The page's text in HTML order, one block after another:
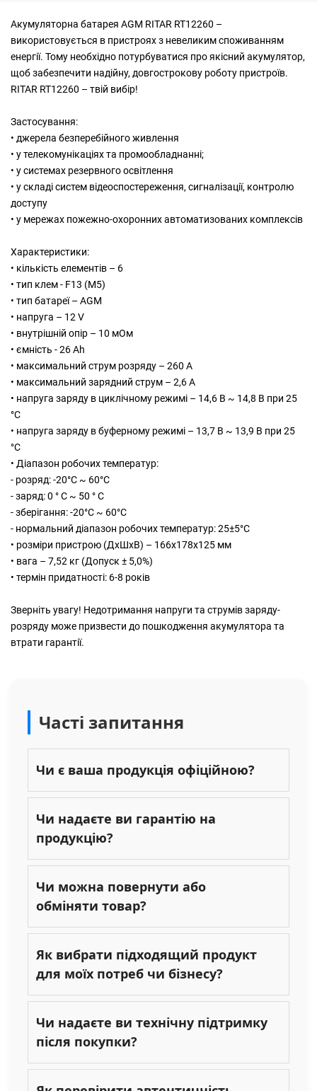
Акумуляторна батарея AGM RITAR RT12260 –
використовується в пристроях з невеликим споживанням
енергії. Тому необхідно потурбуватися про якісний акумулятор,
щоб забезпечити надійну, довгострокову роботу пристроїв.
RITAR RT12260 – твій вибір!
Застосування:
• джерела безперебійного живлення
• у телекомунікаціях та промообладнанні;
• у системах резервного освітлення
• у складі систем відеоспостереження, сигналізації, контролю
доступу
• у мережах пожежно-охоронних автоматизованих комплексів
Характеристики:
• кількість елементів – 6
• тип клем - F13 (M5)
• тип батареї – AGM
• напруга – 12 V
• внутрішній опір – 10 мОм
• ємність - 26 Ah
• максимальний струм розряду – 260 А
• максимальний зарядний струм – 2,6 A
• напруга заряду в циклічному режимі – 14,6 В ~ 14,8 В при 25
°С
• напруга заряду в буферному режимі – 13,7 В ~ 13,9 В при 25
°С
• Діапазон робочих температур:
- розряд: -20°C ~ 60°C
- заряд: 0 ° C ~ 50 ° C
- зберігання: -20°C ~ 60°C
- нормальний діапазон робочих температур: 25±5°C
• розміри пристрою (ДхШхВ) – 166х178x125 мм
• вага – 7,52 кг (Допуск ± 5,0%)
• термін придатності: 6-8 років
Зверніть увагу! Недотримання напруги та струмів заряду-
розряду може призвести до пошкодження акумулятора та
втрати гарантії.
Часті запитання
Чи є ваша продукція офіційною?
Чи надаєте ви гарантію на
продукцію?
Чи можна повернути або
обміняти товар?
Як вибрати підходящий продукт
для моїх потреб чи бізнесу?
Чи надаєте ви технічну підтримку
після покупки?